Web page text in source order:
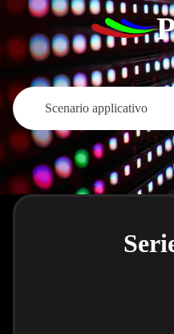
Scenario applicativo